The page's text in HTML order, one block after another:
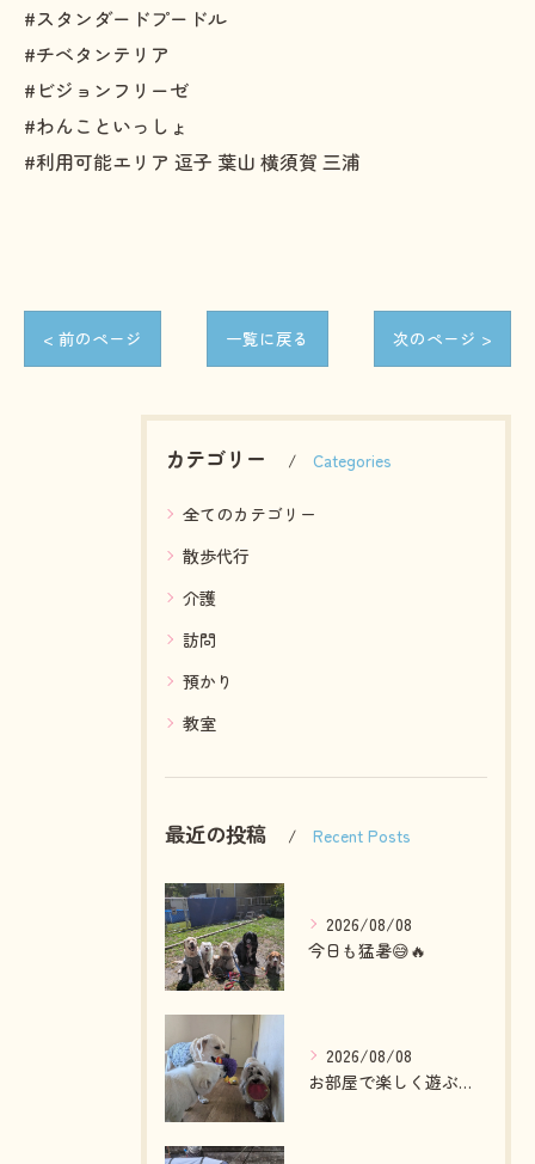
#スタンダードプードル
#チベタンテリア
#ビジョンフリーゼ
#わんこといっしょ
#利用可能エリア 逗子 葉山 横須賀 三浦
< 前のページ 一覧に戻る 次のページ >
カテゴリー Categories
全てのカテゴリー
散歩代行
介護
訪問
預かり
教室
最近の投稿 Recent Posts
2026/08/08
今日も猛暑😅🔥
2026/08/08
お部屋で楽しく遊ぶわんこさん💓